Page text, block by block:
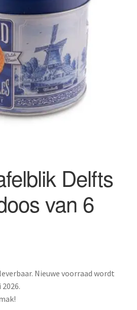
Delfts
van 6
Nieuwe voorraad wordt